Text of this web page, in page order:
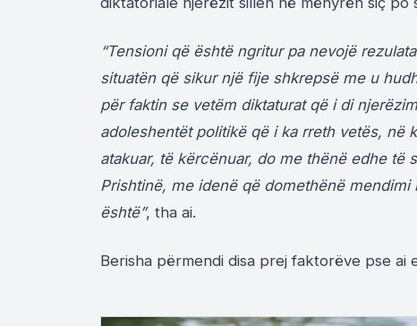
“Tensioni që është ngritur pa nevojë
situatën që sikur një fije shkrepsë me u
për faktin se vetëm diktaturat që i di
adoleshentët politikë që i ka rreth vetës, në
atakuar, të kërcënuar, do me thënë edhe të
Prishtinë, me idenë që domethënë
është”, tha ai.
Berisha përmendi disa prej faktorëve pse ai